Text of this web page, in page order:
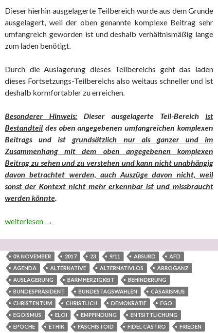
Dieser hierhin ausgelagerte Teilbereich wurde aus dem Grunde
ausgelagert, weil der oben genannte komplexe Beitrag sehr
umfangreich geworden ist und deshalb verhältnismäßig lange
zum laden benötigt.
Durch die Auslagerung dieses Teilbereichs geht das laden
dieses Fortsetzungs-Teilbereichs also weitaus schneller und ist
deshalb kormfortabler zu erreichen.
Besonderer Hinweis: Dieser ausgelagerte Teil-Bereichist
Bestandteil des oben angegebenen umfangreichen komplexen
Beitrags und istgrundsätzlich nur als ganzer und im
Zusammenhang mit dem oben angegebenen komplexen
Beitrag zu sehen und zu verstehen und kann nicht unabhängig
davon betrachtet werden, auch Auszüge davon nicht, weil
sonst der Kontext nicht mehr erkennbar ist und missbraucht
werden könnte.
Teil 2 „In ‚eigener‘ Sache“ (ausgelagerter Teilbereich des
weiterlesen →
09. NOVEMBER 2017 23 9/11 ABSURD
AFD
AGENDA
ALTERNATIVE ALTERNATIVLOS
ARROGANZ
AUSLAGERUNG
BARMHERZIGKEIT
BEHINDERUNG
BUNDESPRÄSIDENT
BUNDESTAGSWAHLEN
CÄSARISMUS
CHRISTENTUM
CHRISTLICH DEMOKRATIE
EGO
EGOISMUS
ELOI EMPFINDUNG
ENTSITTLICHUNG
EPOCHE
ETHIK FASCHISTOID FIDEL CASTRO
FRIEDEN